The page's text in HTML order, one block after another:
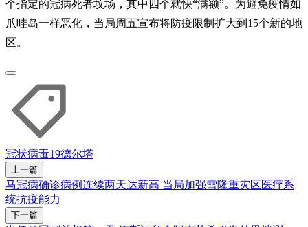
个指定的冠病死者坟场，其中四个就快“满额”。为避免疫情如
爪哇岛一样恶化，当局周五宣布将防疫限制扩大到15个新的地
区。
冠状病毒19德尔塔
上一篇
马冠病确诊病例连续两天达新高 当局加强雪隆重灾区医疗系
统抗疫能力
下一篇